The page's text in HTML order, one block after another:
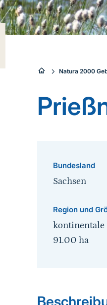
Sie
sind
hier:
Natura 2000
Bundesland
Sachsen
Region und
kontinentale
91.00 ha